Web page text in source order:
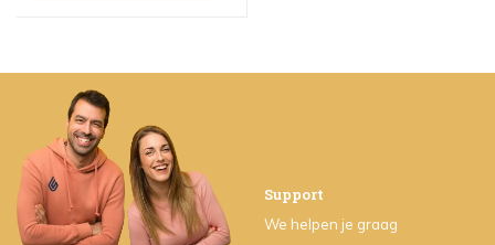
Support
We helpen je graag